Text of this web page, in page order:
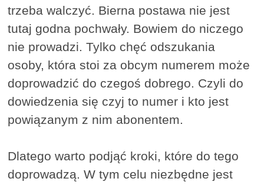
trzeba walczyć. Bierna postawa nie jest
tutaj godna pochwały. Bowiem do niczego
nie prowadzi. Tylko chęć odszukania
osoby, która stoi za obcym numerem może
doprowadzić do czegoś dobrego. Czyli do
dowiedzenia się czyj to numer i kto jest
powiązanym z nim abonentem.
Dlatego warto podjąć kroki, które do tego
doprowadzą. W tym celu niezbędne jest